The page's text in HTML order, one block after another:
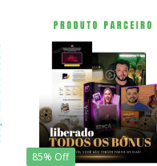
R$397,00.
85% Off